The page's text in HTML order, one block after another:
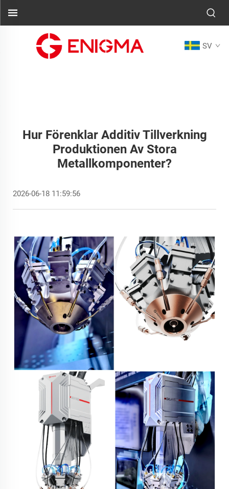
SV
Hur Förenklar Additiv Tillverkning
Produktionen Av Stora
Metallkomponenter?
2026-06-18 11:59:56